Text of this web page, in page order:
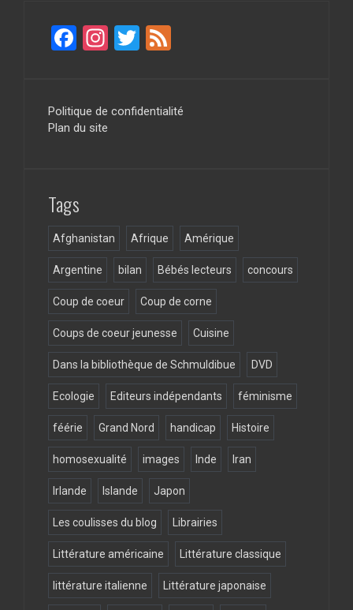
F
b
o
In
gr
T
er
Politique de confidentialité
Plan du site
Tags
Afghanistan Afrique Amérique
Argentine bilan Bébés lecteurs concours
Coup de coeur Coup de corne
Coups de coeur jeunesse Cuisine
Dans la bibliothèque de Schmuldibue DVD
Ecologie Editeurs indépendants féminisme
féérie Grand Nord handicap Histoire
homosexualité images Inde Iran
Irlande Islande Japon
Les coulisses du blog Librairies
Littérature américaine Littérature classique
littérature italienne Littérature japonaise